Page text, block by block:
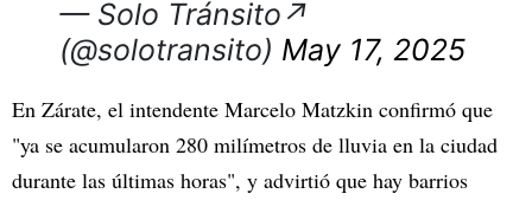
— Solo Tránsito↗
(@solotransito) May 17, 2025
En Zárate, el intendente Marcelo Matzkin confirmó que
"ya se acumularon 280 milímetros de lluvia en la ciudad
durante las últimas horas", y advirtió que hay barrios